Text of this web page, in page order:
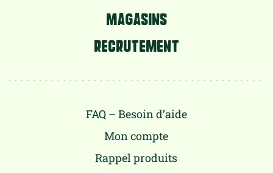
MAGASINS
RECRUTEMENT
FAQ – Besoin d’aide
Mon compte
Rappel produits